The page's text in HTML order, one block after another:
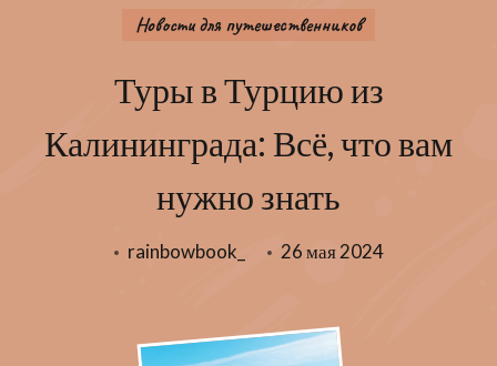
Новости для путешественников
Туры в Турцию из
Калининграда: Всё, что вам
нужно знать
rainbowbook_ 26 мая 2024